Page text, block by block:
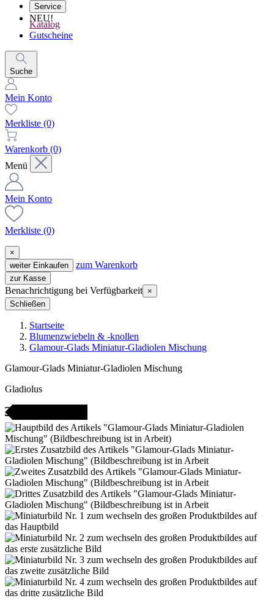
Service
NEU!
Katalog
Gutscheine
Suche
Mein Konto
Merkliste (0)
Warenkorb (0)
Menü
Mein Konto
Merkliste (0)
×
weiter Einkaufen
zum Warenkorb
zur Kasse
Benachrichtigung bei Verfügbarkeit ×
Schließen
Startseite
Blumenzwiebeln & -knollen
Glamour-Glads Miniatur-Gladiolen Mischung
Glamour-Glads Miniatur-Gladiolen Mischung
Gladiolus
bestellbar